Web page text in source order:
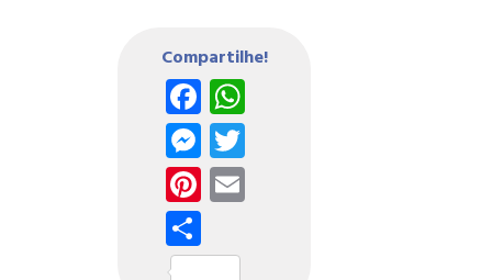
Compartilhe!
Facebook
WhatsApp
Messenger
Twitter
Pinterest
Email
Share